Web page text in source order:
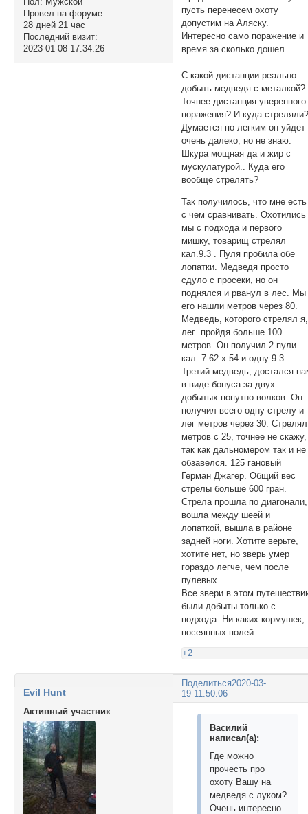
Провел на форуме:
28 дней 21 час
Последний визит:
2023-01-08 17:34:26
пусть перенесем охоту
допустим на Аляску.
Интересно само поражение и
время за сколько дошел.
С какой дистанции реально
добыть медведя с металкой?
Точнее дистанция уверенного
поражения? И куда
Думается по легким он уйдет
очень далеко, но не знаю.
Шкура мощная да и жир с
мускулатурой.. Куда его
вообще стрелять?
Так получилось, что мне есть
с чем сравнивать. Охотились
мы с подхода и первого
мишку, товарищ стрелял
кал.9.3 . Пуля пробила обе
лопатки. Медведя просто
сдуло с просеки, но он
поднялся и рванул в лес. Мы
его нашли метров через 80.
Медведь, которого стрелял я,
лег пройдя больше 100
метров. Он получил 2 пули
кал. 7.62 х 54 и одну 9.3
Третий медведь, достался
в виде бонуса за двух
добытых попутно волков. Он
получил всего одну стрелу и
лег метров через 30. Стрелял
метров с 25, точнее не скажу,
так как дальномером так и не
обзавелся. 125 гановый
Герман Джагер. Общий вес
стрелы больше 600 гран.
Стрела прошла по диагонали,
вошла между шеей и
лопаткой, вышла в районе
задней ноги. Хотите верьте,
хотите нет, но зверь умер
гораздо легче, чем после
пулевых.
Все звери в этом
были добыты только с
подхода. Ни каких кормушек,
посеянных полей.
+2
Поделиться2020-03-
19 11:50:06
Evil Hunt
Активный участник
Василий
написал(а):
Где можно
прочесть про
охоту Вашу на
медведя с луком?
Очень интересно